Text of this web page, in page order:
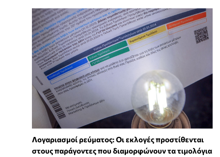
Λογαριασμοί ρεύματος: Οι εκλογές προστίθενται
στους παράγοντες που διαμορφώνουν τα τιμολόγια